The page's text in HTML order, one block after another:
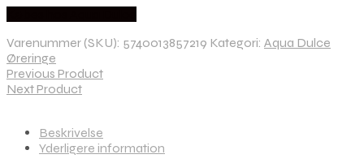
Varenummer (SKU): 5740013857219 Kategori: Aqua Dulce
Øreringe
Previous Product
Next Product
Beskrivelse
Yderligere information